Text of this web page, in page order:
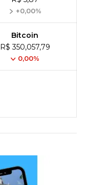
+0,00%
Bitcoin
R$ 350,057,79
0,00%